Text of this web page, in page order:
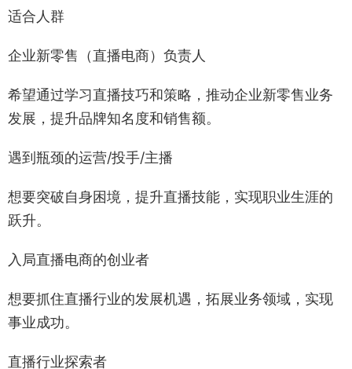
适合人群
企业新零售（直播电商）负责人
希望通过学习直播技巧和策略，推动企业新零售业务
发展，提升品牌知名度和销售额。
遇到瓶颈的运营/投手/主播
想要突破自身困境，提升直播技能，实现职业生涯的
跃升。
入局直播电商的创业者
想要抓住直播行业的发展机遇，拓展业务领域，实现
事业成功。
直播行业探索者